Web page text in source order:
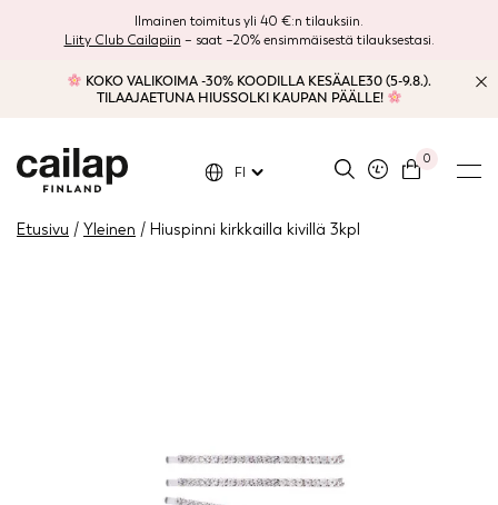
Ilmainen toimitus yli 40 €:n tilauksiin.
Liity Club Cailapiin – saat –20% ensimmäisestä tilauksestasi.
KOKO VALIKOIMA -30% KOODILLA KESÄALE30 (5-9.8.).
TILAAJAETUNA HIUSSOLKI KAUPAN PÄÄLLE!
0
FI
Etusivu / Yleinen / Hiuspinni kirkkailla kivillä 3kpl